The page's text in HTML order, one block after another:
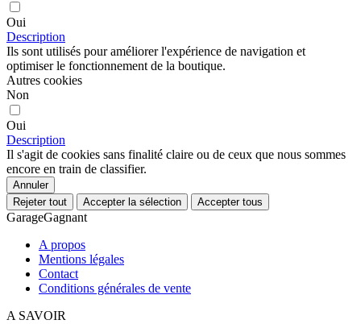
Oui
Description
Ils sont utilisés pour améliorer l'expérience de navigation et
optimiser le fonctionnement de la boutique.
Autres cookies
Non
Oui
Description
Il s'agit de cookies sans finalité claire ou de ceux que nous sommes
encore en train de classifier.
Annuler
Rejeter tout
Accepter la sélection Accepter tous
GarageGagnant
A propos
Mentions légales
Contact
Conditions générales de vente
A SAVOIR